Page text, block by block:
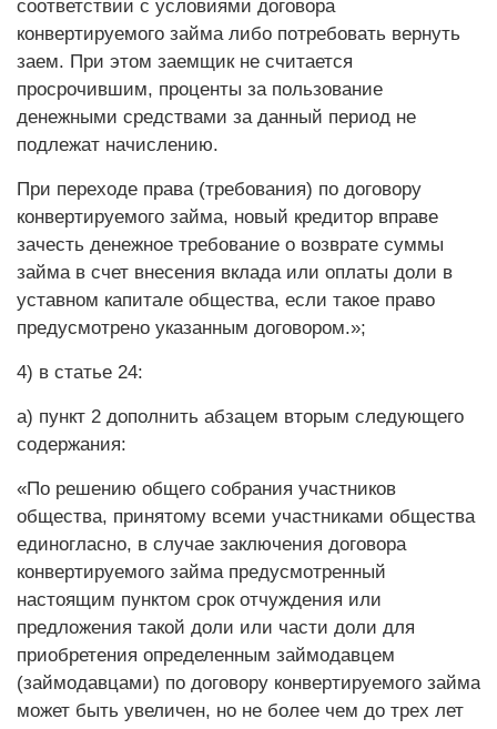
соответствии с условиями договора
конвертируемого займа либо потребовать вернуть
заем. При этом заемщик не считается
просрочившим, проценты за пользование
денежными средствами за данный период не
подлежат начислению.
При переходе права (требования) по договору
конвертируемого займа, новый кредитор вправе
зачесть денежное требование о возврате суммы
займа в счет внесения вклада или оплаты доли в
уставном капитале общества, если такое право
предусмотрено указанным договором.»;
4) в статье 24:
а) пункт 2 дополнить абзацем вторым следующего
содержания:
«По решению общего собрания участников
общества, принятому всеми участниками общества
единогласно, в случае заключения договора
конвертируемого займа предусмотренный
настоящим пунктом срок отчуждения или
предложения такой доли или части доли для
приобретения определенным займодавцем
(займодавцами) по договору конвертируемого займа
может быть увеличен, но не более чем до трех лет